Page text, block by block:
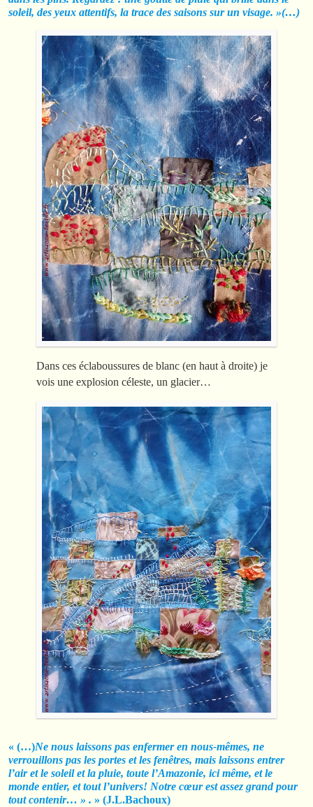
soleil, des yeux attentifs, la trace des saisons sur un visage. »(…)
Dans ces éclaboussures de blanc (en haut à droite) je
vois une explosion céleste, un glacier…
« (…)Ne nous laissons pas enfermer en nous-mêmes, ne
verrouillons pas les portes et les fenêtres, mais laissons entrer
l’air et le soleil et la pluie, toute l’Amazonie, ici même, et le
monde entier, et tout l’univers! Notre cœur est assez grand pour
tout contenir… » . » (J.L.Bachoux)